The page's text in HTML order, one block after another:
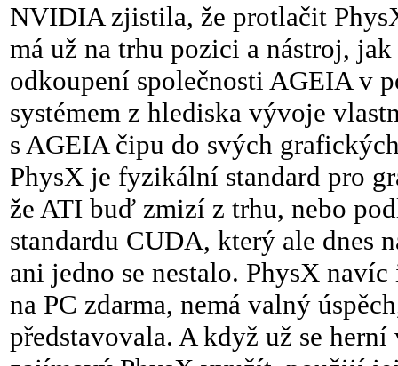
NVIDIA zjistila, že protlačit
má už na trhu pozici a nástroj,
odkoupení společnosti AGEIA v
systémem z hlediska vývoje
s AGEIA čipu do svých
PhysX je fyzikální standard pro
že ATI buď zmizí z trhu, nebo
standardu CUDA, který ale dnes
ani jedno se nestalo. PhysX
na PC zdarma, nemá valný
představovala. A když už se